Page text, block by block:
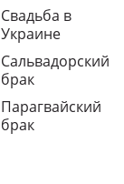
Свадьба в
Украине
Сальвадорский
брак
Парагвайский
брак